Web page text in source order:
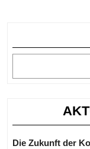
Die Zukunft der